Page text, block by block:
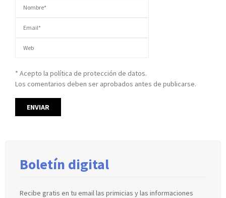
* Acepto la política de protección de datos.
Los comentarios deben ser aprobados antes de publicarse.
Boletín digital
Recibe gratis en tu email las primicias y las informaciones